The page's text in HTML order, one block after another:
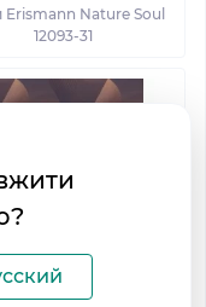
Nature Soul
12093-31